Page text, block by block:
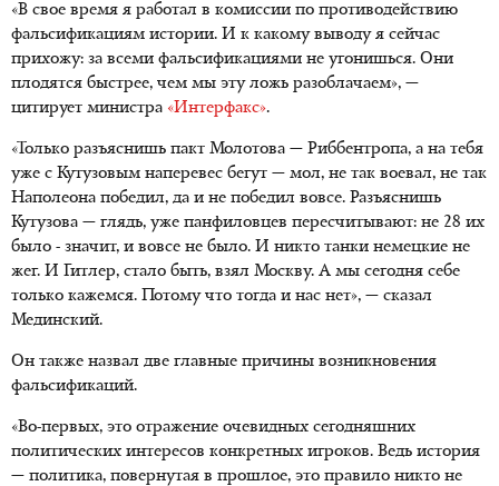
«В свое время я работал в комиссии по противодействию
фальсификациям истории. И к какому выводу я сейчас
прихожу: за всеми фальсификациями не угонишься. Они
плодятся быстрее, чем мы эту ложь разоблачаем», —
цитирует министра «Интерфакс».
«Только разъяснишь пакт Молотова — Риббентропа, а на тебя
уже с Кутузовым наперевес бегут — мол, не так воевал, не так
Наполеона победил, да и не победил вовсе. Разъяснишь
Кутузова — глядь, уже панфиловцев пересчитывают: не 28 их
было - значит, и вовсе не было. И никто танки немецкие не
жег. И Гитлер, стало быть, взял Москву. А мы сегодня себе
только кажемся. Потому что тогда и нас нет», — сказал
Мединский.
Он также назвал две главные причины возникновения
фальсификаций.
«Во-первых, это отражение очевидных сегодняшних
политических интересов конкретных игроков. Ведь история
— политика, повернутая в прошлое, это правило никто не